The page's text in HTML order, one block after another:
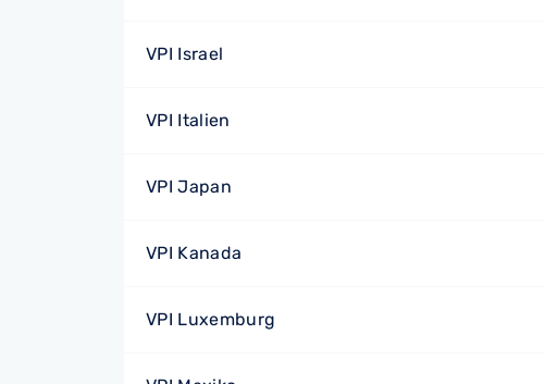
VPI Israel
VPI Italien
VPI Japan
VPI Kanada
VPI Luxemburg